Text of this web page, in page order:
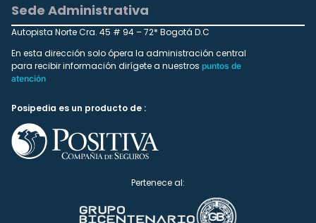
Sede Administrativa
Autopista Norte Cra. 45 # 94 – 72* Bogotá D.C
En esta dirección solo ópera la administración central
para recibir información dirígete a nuestros puntos de
atención
Posipedia es un producto de :
Pertenece al: